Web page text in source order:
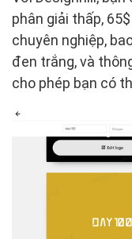
phân giải thấp,
chuyên nghiệp,
đen trắng, và
cho phép bạn có